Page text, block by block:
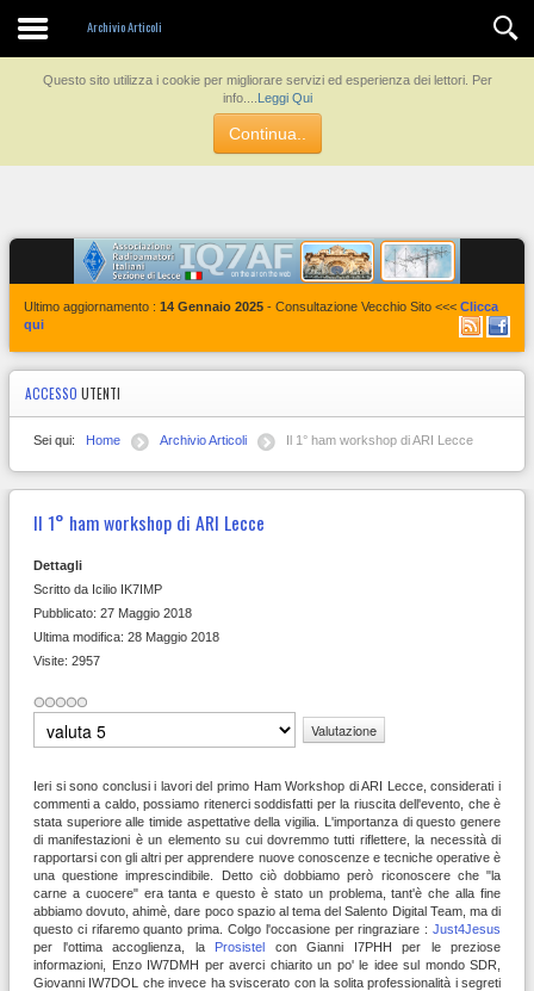
Questo sito utilizza i cookie per migliorare servizi ed esperienza dei lettori. Per
info....
Leggi Qui
Continua..
Archivio Articoli
Contatti
Ultimo aggiornamento : 14 Gennaio 2025 - Consultazione Vecchio Sito <<< Clicca
qui
ACCESSO UTENTI
Sei qui: Home Archivio Articoli Il 1° ham workshop di ARI Lecce
Il 1° ham workshop di ARI Lecce
Dettagli
Scritto da Icilio IK7IMP
Pubblicato: 27 Maggio 2018
Ultima modifica: 28 Maggio 2018
Visite: 2957
Valuta
Ieri si sono conclusi i lavori del primo Ham Workshop di ARI Lecce, considerati i
commenti a caldo, possiamo ritenerci soddisfatti per la riuscita dell'evento, che è
stata superiore alle timide aspettative della vigilia. L'importanza di questo genere
di manifestazioni è un elemento su cui dovremmo tutti riflettere, la necessità di
rapportarsi con gli altri per apprendere nuove conoscenze e tecniche operative è
una questione imprescindibile. Detto ciò dobbiamo però riconoscere che "la
carne a cuocere" era tanta e questo è stato un problema, tant'è che alla fine
abbiamo dovuto, ahimè, dare poco spazio al tema del Salento Digital Team, ma di
questo ci rifaremo quanto prima. Colgo l'occasione per ringraziare : Just4Jesus
per l'ottima accoglienza, la Prosistel con Gianni I7PHH per le preziose
informazioni, Enzo IW7DMH per averci chiarito un po' le idee sul mondo SDR,
Giovanni IW7DOL che invece ha sviscerato con la solita professionalità i segreti